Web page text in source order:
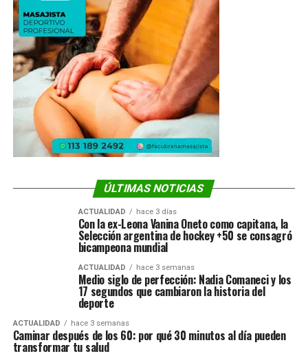
ÚLTIMAS NOTICIAS
ACTUALIDAD hace 3 días
Con la ex-Leona Vanina Oneto como capitana, la
Selección argentina de hockey +50 se consagró
bicampeona mundial
ACTUALIDAD hace 3 semanas
Medio siglo de perfección: Nadia Comaneci y los
17 segundos que cambiaron la historia del
deporte
ACTUALIDAD hace 3 semanas
Caminar después de los 60: por qué 30 minutos al día pueden
transformar tu salud